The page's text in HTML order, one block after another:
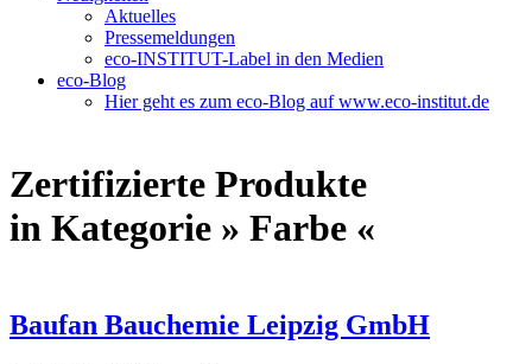
Aktuelles
Pressemeldungen
eco-INSTITUT-Label in den Medien
eco-Blog
Hier geht es zum eco-Blog auf www.eco-institut.de
Zertifizierte Produkte
in Kategorie » Farbe «
Baufan Bauchemie Leipzig GmbH